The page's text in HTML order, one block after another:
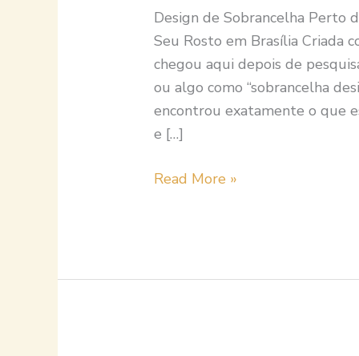
Design de Sobrancelha Perto
Seu Rosto em Brasília Criada
chegou aqui depois de
ou algo como “sobrancelha
encontrou exatamente o que
e […]
Criada
com
Técnica,
Estética
e
Precisão
Read More »